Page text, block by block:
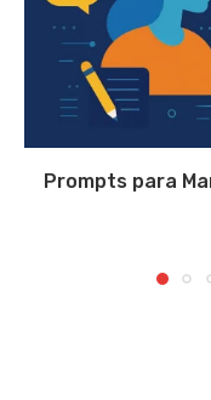
Prompts para